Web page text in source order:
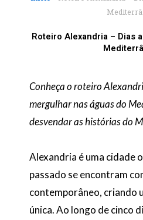
Roteiro Alexandria – Dias
Conheça o roteiro
mergulhar nas águas do
desvendar as histórias do
Alexandria é uma cidade
passado se encontram
contemporâneo, criando
única. Ao longo de cinco